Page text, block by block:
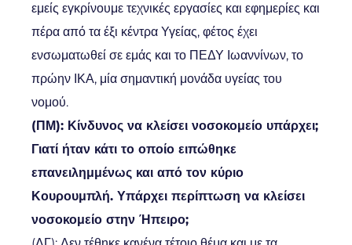
εμείς εγκρίνουμε τεχνικές εργασίες και εφημερίες και
πέρα από τα έξι κέντρα Υγείας, φέτος έχει
ενσωματωθεί σε εμάς και το ΠΕΔΥ Ιωαννίνων, το
πρώην ΙΚΑ, μία σημαντική μονάδα υγείας του
νομού.
(ΠΜ): Κίνδυνος να κλείσει νοσοκομείο υπάρχει;
Γιατί ήταν κάτι το οποίο ειπώθηκε
επανειλημμένως και από τον κύριο
Κουρουμπλή. Υπάρχει περίπτωση να κλείσει
νοσοκομείο στην Ήπειρο;